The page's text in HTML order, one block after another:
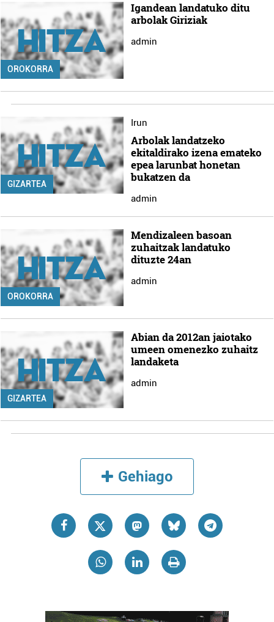
OROKORRA
Igandean landatuko ditu
arbolak Giriziak
admin
GIZARTEA
Irun
Arbolak landatzeko
ekitaldirako izena emateko
epea larunbat honetan
bukatzen da
admin
OROKORRA
Mendizaleen basoan
zuhaitzak landatuko
dituzte 24an
admin
GIZARTEA
Abian da 2012an jaiotako
umeen omenezko zuhaitz
landaketa
admin
Gehiago